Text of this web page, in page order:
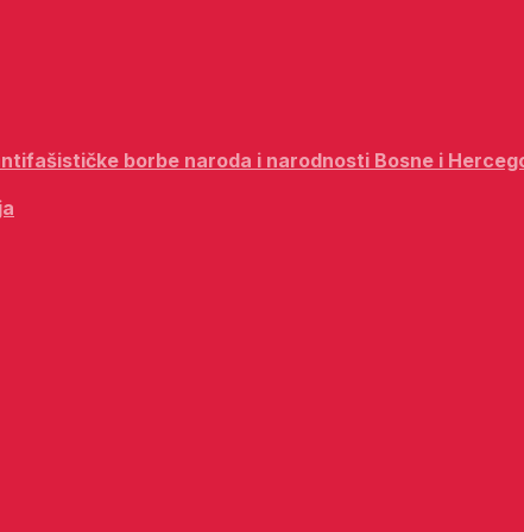
borbe naroda i narodnosti Bosne i